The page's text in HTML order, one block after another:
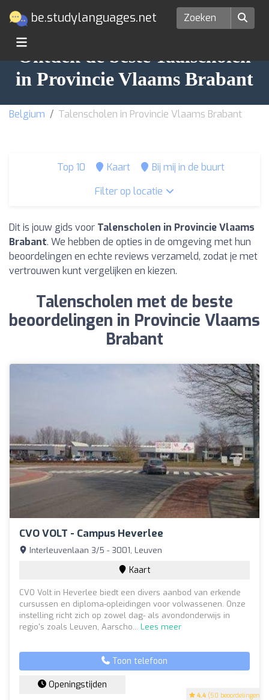
be.studylanguages.net
Ontdek de beste Taalscholen
in Provincie Vlaams Brabant
Belgium Talenscholen in Provincie Vlaams Brabant
Top 10 Kaart
Bij mij in de buurt
Filter op locatie
Dit is jouw gids voor Talenscholen in Provincie Vlaams
Brabant. We hebben de opties in de omgeving met hun
beoordelingen en echte reviews verzameld, zodat je met
vertrouwen kunt vergelijken en kiezen.
Talenscholen met de beste
beoordelingen in Provincie Vlaams
Brabant
CVO VOLT - Campus Heverlee
4.4 (50 beoordelingen)
Interleuvenlaan 3/5 - 3001, Leuven
Kaart
CVO Volt in Heverlee biedt een divers aanbod van erkende
cursussen en diploma-opleidingen voor volwassenen. Onze
instelling richt zich op zowel dag- als avondonderwijs in
regio's zoals Leuven, Aarscho... Lees meer
Toon telefoon
Openingstijden